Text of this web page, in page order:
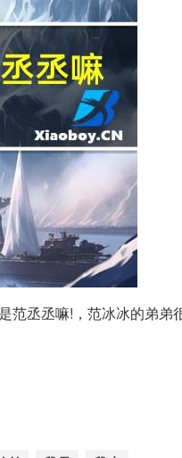
是范丞丞嘛!，范冰冰的弟弟